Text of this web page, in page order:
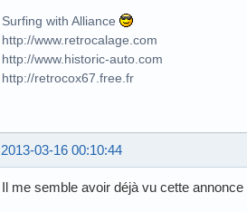
Surfing with Alliance
http://www.retrocalage.com
http://www.historic-auto.com
http://retrocox67.free.fr
2013-03-16 00:10:44
Il me semble avoir déjà vu cette